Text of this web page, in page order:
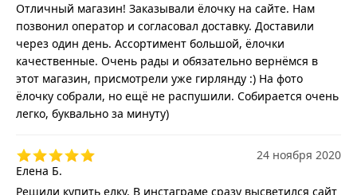
Отличный магазин! Заказывали ёлочку на сайте. Нам
позвонил оператор и согласовал доставку. Доставили
через один день. Ассортимент большой, ёлочки
качественные. Очень рады и обязательно вернёмся в
этот магазин, присмотрели уже гирлянду :) На фото
ёлочку собрали, но ещё не распушили. Собирается очень
легко, буквально за минуту)
Елена Б.
24 ноября 2020
Решили купить елку. В инстаграме сразу высветился сайт